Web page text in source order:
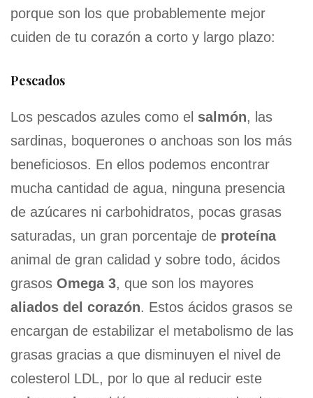
porque son los que probablemente mejor
cuiden de tu corazón a corto y largo plazo:
Pescados
Los pescados azules como el salmón, las
sardinas, boquerones o anchoas son los más
beneficiosos. En ellos podemos encontrar
mucha cantidad de agua, ninguna presencia
de azúcares ni carbohidratos, pocas grasas
saturadas, un gran porcentaje de proteína
animal de gran calidad y sobre todo, ácidos
grasos Omega 3, que son los mayores
aliados del corazón. Estos ácidos grasos se
encargan de estabilizar el metabolismo de las
grasas gracias a que disminuyen el nivel de
colesterol LDL, por lo que al reducir este